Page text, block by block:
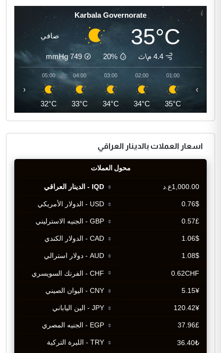
Karbala Governorate
35°C صافي
4.4 م\ث 20%
749
mmHg
01:00
35°C
02:00
34°C
03:00
34°C
04:00
33°C
05:00
32°C
‹ ›
اسعار العملات بالدينار العراقي